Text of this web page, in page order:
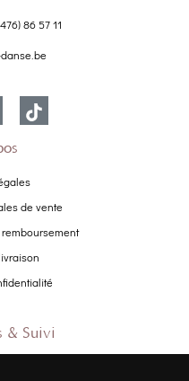
86 57 11
de vente
& Suivi